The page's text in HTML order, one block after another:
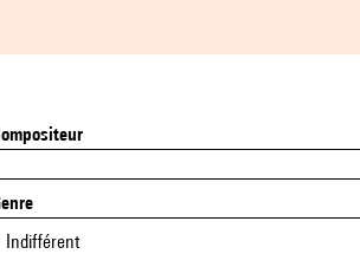
Compositeur
Genre
Indifférent